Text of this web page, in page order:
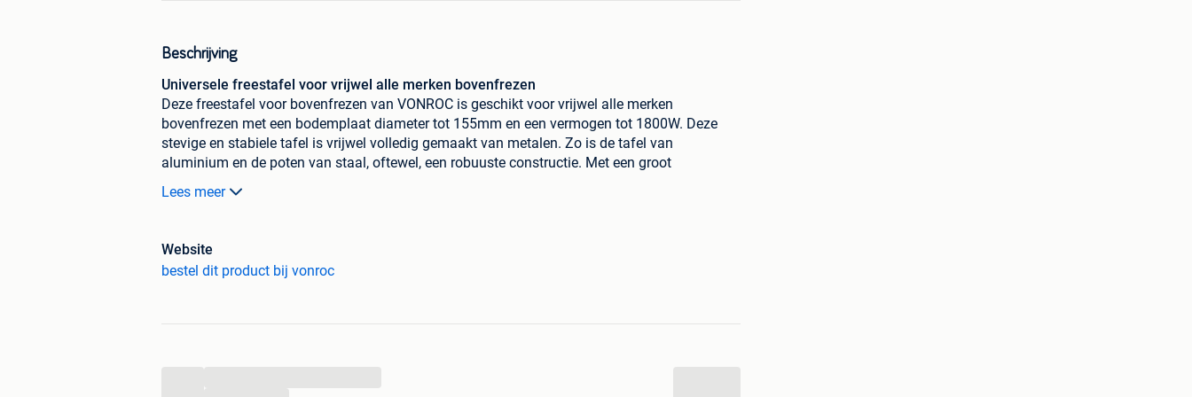
Beschrijving
Universele freestafel voor vrijwel alle merken bovenfrezen
Deze freestafel voor bovenfrezen van VONROC is geschikt voor vrijwel alle merken
bovenfrezen met een bodemplaat diameter tot 155mm en een vermogen tot 1800W. Deze
stevige en stabiele tafel is vrijwel volledig gemaakt van metalen. Zo is de tafel van
aluminium en de poten van staal, oftewel, een robuuste constructie. Met een groot
tafeloppervlak van 870x335mm kun jij vrijwel iedere freesklus aan.
Het creëren van vormen, schaven, sponningen, gleuven verbindingen en groeven.
Profiel/kant frezen om een sierrand te maken in bijvoorbeeld een keukendeurtje.
Lees meer
Website
bestel dit product bij vonroc